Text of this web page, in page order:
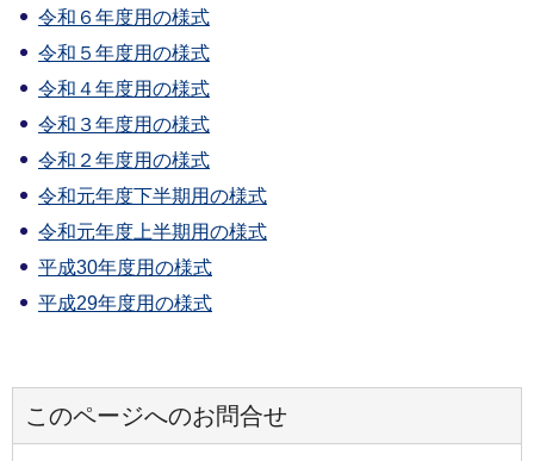
令和６年度用の様式
令和５年度用の様式
令和４年度用の様式
令和３年度用の様式
令和２年度用の様式
令和元年度下半期用の様式
令和元年度上半期用の様式
平成30年度用の様式
平成29年度用の様式
このページへのお問合せ